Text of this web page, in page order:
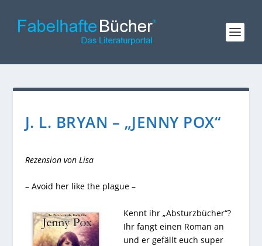
J. L. BRYAN – „JENNY POX“
Rezension von Lisa
– Avoid her like the plague –
Kennt ihr „Absturzbücher“?
Ihr fangt einen Roman an
und er gefällt euch super